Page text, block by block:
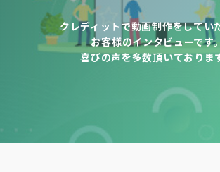
クレディットで動画制作をしてい
お客様のインタビューです。
喜びの声を多数頂いておりま